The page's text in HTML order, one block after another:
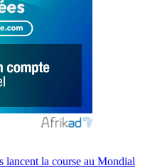
la course au Mondial